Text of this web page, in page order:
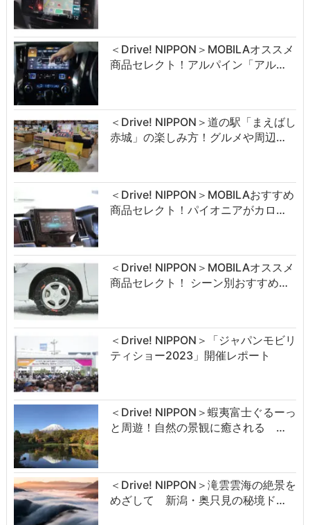
＜Drive! NIPPON＞MOBILAオススメ
商品セレクト！アルパイン「アル…
＜Drive! NIPPON＞道の駅「まえばし
赤城」の楽しみ方！グルメや周辺…
＜Drive! NIPPON＞MOBILAおすすめ
商品セレクト！パイオニアがカロ…
＜Drive! NIPPON＞MOBILAオススメ
商品セレクト！ シーン別おすすめ…
＜Drive! NIPPON＞「ジャパンモビリ
ティショー2023」開催レポート
＜Drive! NIPPON＞蝦夷富士ぐるーっ
と周遊！自然の景観に癒される …
＜Drive! NIPPON＞滝雲雲海の絶景を
めざして 新潟・奥只見の秘境ド…